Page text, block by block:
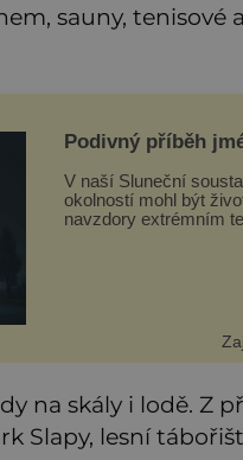
sauny, tenisové
Podivný příběh
V naší Sluneční
okolností mohl být
navzdory extrémním
na skály i lodě. Z
Slapy, lesní